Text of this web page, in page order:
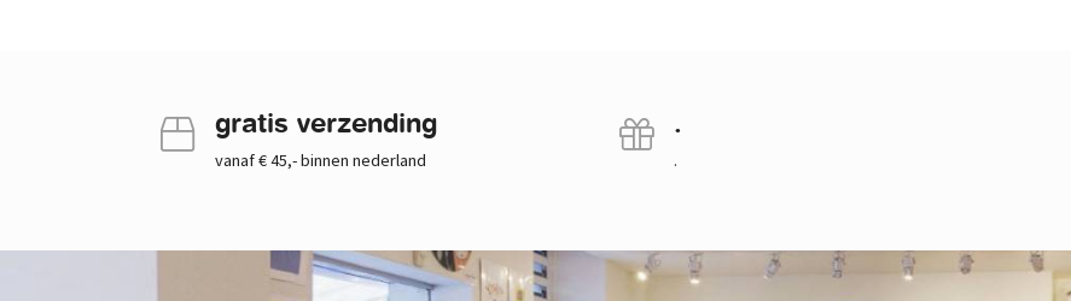
gratis verzending
vanaf € 45,- binnen nederland
.
.